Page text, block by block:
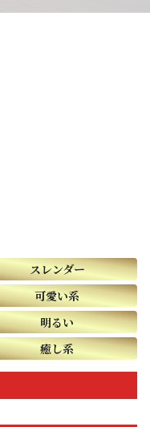
スレンダー
可愛い系
明るい
癒し系